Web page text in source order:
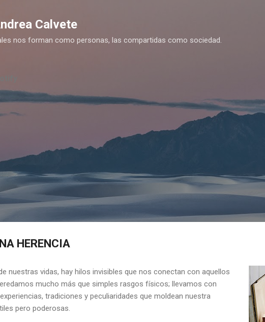
Calvete
nos forman como personas, las compartidas como sociedad.
HERENCIA
nuestras vidas, hay hilos invisibles que nos conectan con aquellos
mucho más que simples rasgos físicos; llevamos con
tradiciones y peculiaridades que moldean nuestra
pero poderosas.